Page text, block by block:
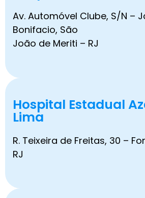
Av. Automóvel Clube, S/N –
Bonifacio, São
João de Meriti – RJ
Hospital Estadual
Lima
R. Teixeira de Freitas, 30 –
RJ